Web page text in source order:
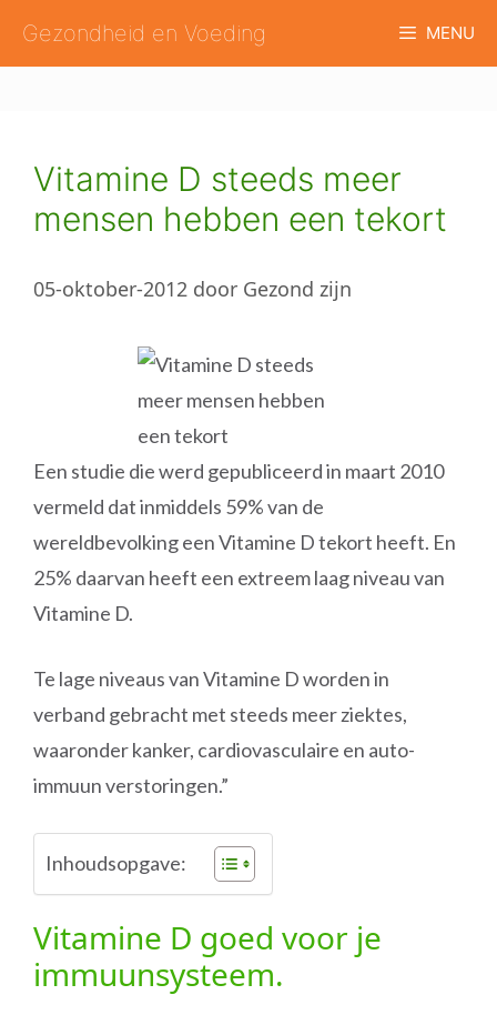
naar
de
Gezondheid en Voeding MENU
Vitamine D steeds meer
mensen hebben een tekort
05-oktober-2012 door Gezond zijn
Een studie die werd gepubliceerd in maart 2010
vermeld dat inmiddels 59% van de
wereldbevolking een Vitamine D tekort heeft. En
25% daarvan heeft een extreem laag niveau van
Vitamine D.
Te lage niveaus van Vitamine D worden in
verband gebracht met steeds meer ziektes,
waaronder kanker, cardiovasculaire en auto-
immuun verstoringen.”
Inhoudsopgave:
Vitamine D goed voor je
immuunsysteem.